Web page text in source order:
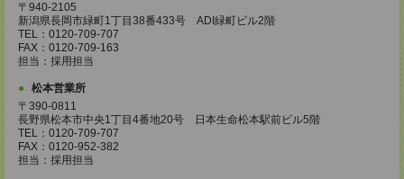
〒940-2105
新潟県長岡市緑町1丁目38番433号 ADI緑町ビル2階
TEL：0120-709-707
FAX：0120-709-163
担当：採用担当
松本営業所
〒390-0811
長野県松本市中央1丁目4番地20号 日本生命松本駅前ビル5階
TEL：0120-709-707
FAX：0120-952-382
担当：採用担当